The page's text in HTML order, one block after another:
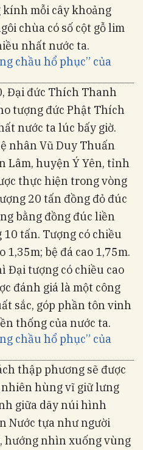
mỗi cây khoảng
chùa có số cột gỗ lim
nhất nước ta.
Đại đức Thích Thanh
tượng đức Phật Thích
nước ta lúc bấy giờ.
nhân Vũ Duy Thuấn
Lâm, huyện Ý Yên, tỉnh
thực hiện trong vòng
20 tấn đồng đỏ đúc
bằng đồng đúc liền
tấn. Tượng có chiều
1,35m; bệ đá cao 1,75m.
Đại tượng có chiều cao
đánh giá là một công
sắc, góp phần tôn vinh
thống của nước ta.
thập phương sẽ được
hùng vĩ giữ lưng
giữa dãy núi hình
Nước tựa như người
hướng nhìn xuống vùng